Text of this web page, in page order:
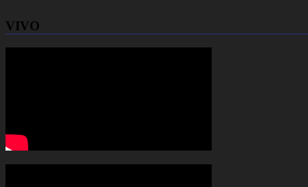
VIVO